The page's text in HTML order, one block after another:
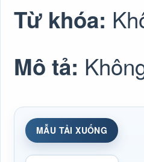
Từ khóa:
Mô tả:
MẪU TẢI XUỐNG